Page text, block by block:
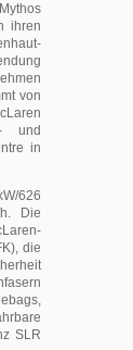
ihren
von
und
in
626
Die
die
SLR